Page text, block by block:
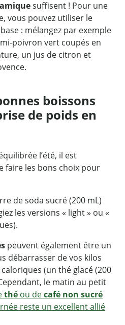
suffisent ! Pour une
vous pouvez utiliser le
: mélangez par exemple
poivron vert coupés en
un jus de citron et
boissons
de poids en
l’été, il est
faire les bons choix pour
de soda sucré (200 mL)
les versions « light » ou «
peuvent également être un
débarrasser de vos kilos
(un thé glacé (200
le matin au petit
thé ou decafé non sucré
reste un excellent allié